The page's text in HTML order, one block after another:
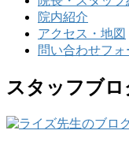
院内紹介
アクセス・地図
問い合わせフォ
スタッフブロ